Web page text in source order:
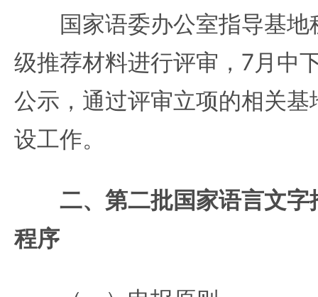
国家语委办公室指导基地
级推荐材料进行评审，7月中
公示，通过评审立项的相关
设工作。
二、第二批国家语言文
程序